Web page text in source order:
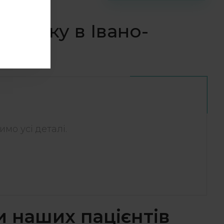
в Івано-
усі деталі.
наших пацієнтів